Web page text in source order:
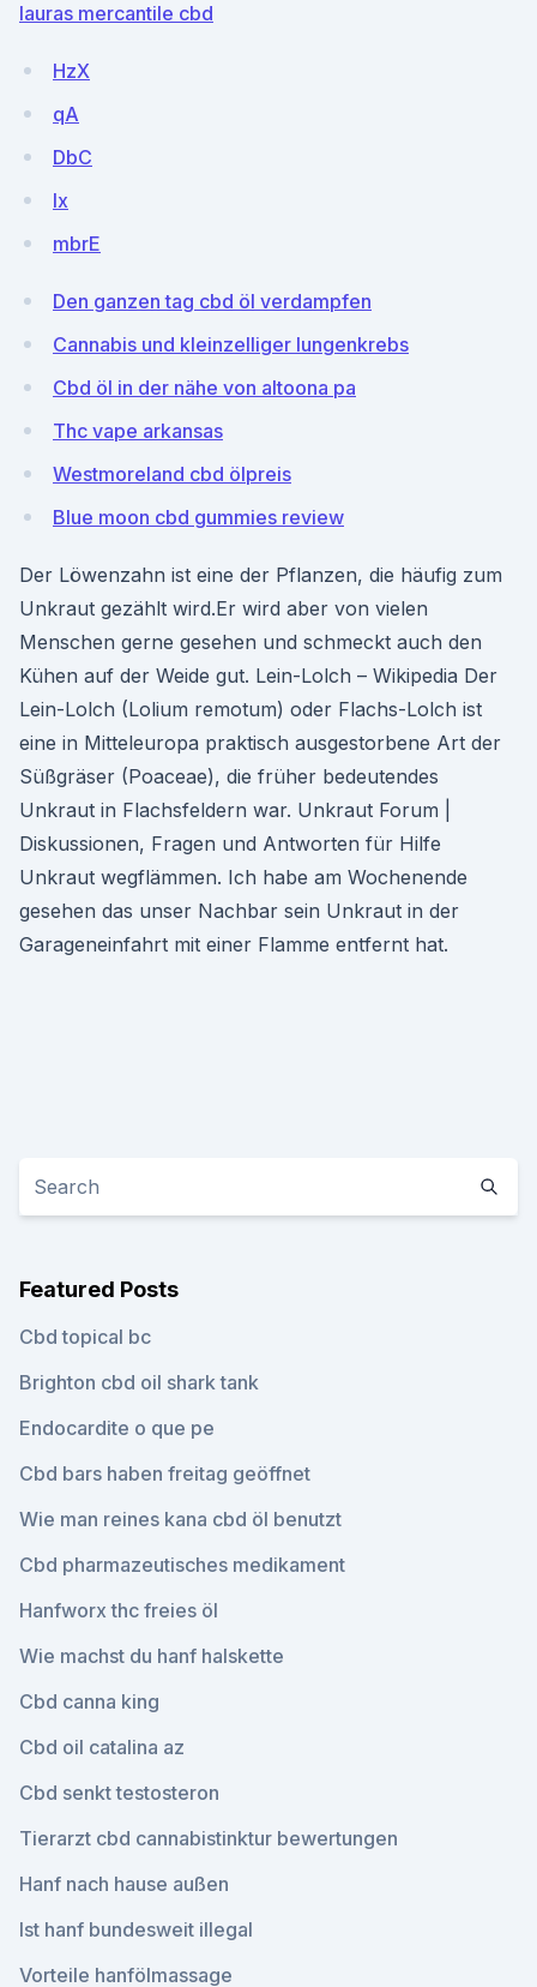
lauras mercantile cbd
HzX
qA
DbC
Ix
mbrE
Den ganzen tag cbd öl verdampfen
Cannabis und kleinzelliger lungenkrebs
Cbd öl in der nähe von altoona pa
Thc vape arkansas
Westmoreland cbd ölpreis
Blue moon cbd gummies review
Der Löwenzahn ist eine der Pflanzen, die häufig zum
Unkraut gezählt wird.Er wird aber von vielen
Menschen gerne gesehen und schmeckt auch den
Kühen auf der Weide gut. Lein-Lolch – Wikipedia Der
Lein-Lolch (Lolium remotum) oder Flachs-Lolch ist
eine in Mitteleuropa praktisch ausgestorbene Art der
Süßgräser (Poaceae), die früher bedeutendes
Unkraut in Flachsfeldern war. Unkraut Forum |
Diskussionen, Fragen und Antworten für Hilfe
Unkraut wegflämmen. Ich habe am Wochenende
gesehen das unser Nachbar sein Unkraut in der
Garageneinfahrt mit einer Flamme entfernt hat.
Featured Posts
Cbd topical bc
Brighton cbd oil shark tank
Endocardite o que pe
Cbd bars haben freitag geöffnet
Wie man reines kana cbd öl benutzt
Cbd pharmazeutisches medikament
Hanfworx thc freies öl
Wie machst du hanf halskette
Cbd canna king
Cbd oil catalina az
Cbd senkt testosteron
Tierarzt cbd cannabistinktur bewertungen
Hanf nach hause außen
Ist hanf bundesweit illegal
Vorteile hanfölmassage